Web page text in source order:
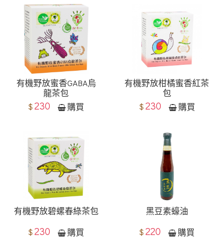
有機野放蜜香GABA烏
龍茶包
$230 購買
有機野放柑橘蜜香紅茶
包
$230 購買
有機野放碧螺春綠茶包
$230 購買
黑豆素蠔油
$220 購買